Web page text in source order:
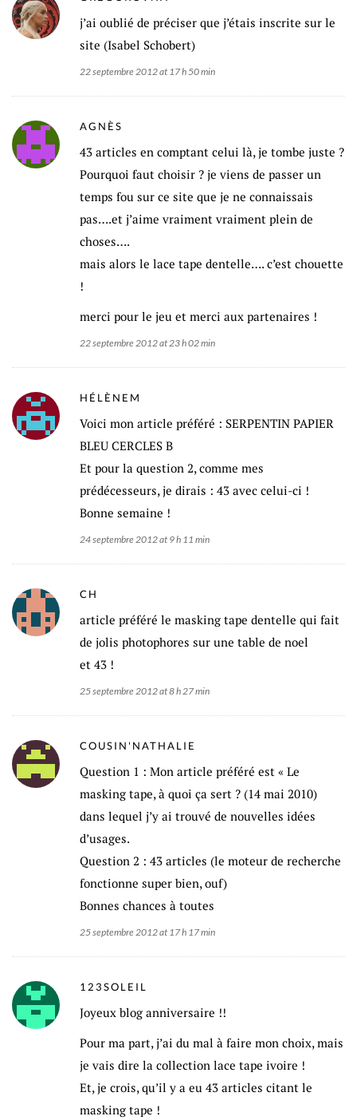
j’ai oublié de préciser que j’étais inscrite sur le
site (Isabel Schobert)
22 septembre 2012 at 17 h 50 min
AGNÈS
43 articles en comptant celui là, je tombe juste ?
Pourquoi faut choisir ? je viens de passer un
temps fou sur ce site que je ne connaissais
pas….et j’aime vraiment vraiment plein de
choses….
mais alors le lace tape dentelle…. c’est chouette
!
merci pour le jeu et merci aux partenaires !
22 septembre 2012 at 23 h 02 min
HÉLÈNEM
Voici mon article préféré : SERPENTIN PAPIER
BLEU CERCLES B
Et pour la question 2, comme mes
prédécesseurs, je dirais : 43 avec celui-ci !
Bonne semaine !
24 septembre 2012 at 9 h 11 min
CH
article préféré le masking tape dentelle qui fait
de jolis photophores sur une table de noel
et 43 !
25 septembre 2012 at 8 h 27 min
COUSIN'NATHALIE
Question 1 : Mon article préféré est « Le
masking tape, à quoi ça sert ? (14 mai 2010)
dans lequel j’y ai trouvé de nouvelles idées
d’usages.
Question 2 : 43 articles (le moteur de recherche
fonctionne super bien, ouf)
Bonnes chances à toutes
25 septembre 2012 at 17 h 17 min
123SOLEIL
Joyeux blog anniversaire !!
Pour ma part, j’ai du mal à faire mon choix, mais
je vais dire la collection lace tape ivoire !
Et, je crois, qu’il y a eu 43 articles citant le
masking tape !